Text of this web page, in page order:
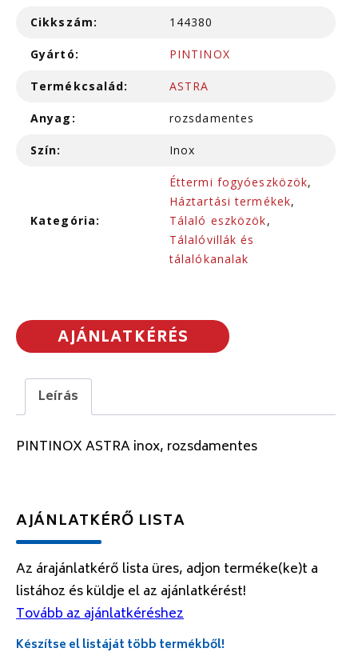
Cikkszám: 144380
Gyártó: PINTINOX
Termékcsalád: ASTRA
Anyag: rozsdamentes
Szín: Inox
Kategória:
Éttermi fogyóeszközök,
Háztartási termékek,
Tálaló eszközök,
Tálalóvillák és
tálalókanalak
AJÁNLATKÉRÉS
Leírás
PINTINOX ASTRA inox, rozsdamentes
AJÁNLATKÉRŐ LISTA
Az árajánlatkérő lista üres, adjon terméke(ke)t a
listához és küldje el az ajánlatkérést!
Tovább az ajánlatkéréshez
Készítse el listáját több termékből!